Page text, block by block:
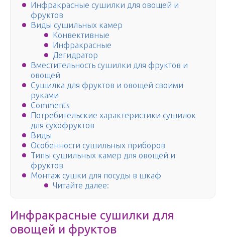
Инфракрасные сушилки для овощей и
фруктов
Виды сушильных камер
Конвективные
Инфракрасные
Дегидратор
Вместительность сушилки для фруктов и
овощей
Сушилка для фруктов и овощей своими
руками
Comments
Потребительские характеристики сушилок
для сухофруктов
Виды
Особенности сушильных приборов
Типы сушильных камер для овощей и
фруктов
Монтаж сушки для посуды в шкаф
Читайте далее:
Инфракрасные сушилки для
овощей и фруктов